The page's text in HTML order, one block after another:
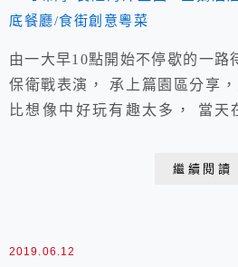
由一大早10點開始不停歇的一路
保衛戰表演， 承上篇園區分享
比想像中好玩有趣太多， 當天
門&珠海海洋王國&淇澳島四天
繼續閱讀
2019.06.12